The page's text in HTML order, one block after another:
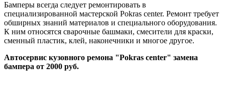
Бамперы всегда следует ремонтировать в
специализированной мастерской Pokras center. Ремонт требует
обширных знаний материалов и специального оборудования.
К ним относятся сварочные башмаки, смесители для краски,
сменный пластик, клей, наконечники и многое другое.
Автосервис кузовного ремона "Pokras center" замена
бампера от 2000 руб.